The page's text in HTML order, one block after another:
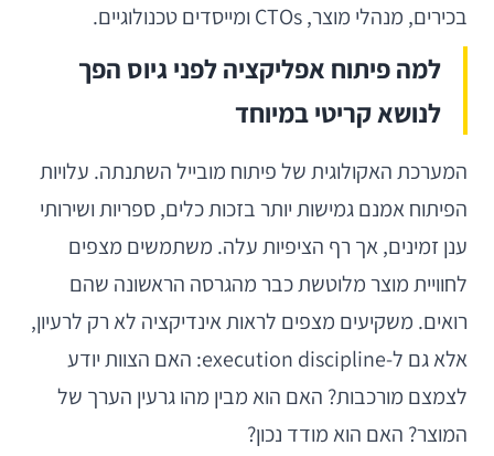
בכירים, מנהלי מוצר, CTOs ומייסדים טכנולוגיים.
למה פיתוח אפליקציה לפני גיוס הפך
לנושא קריטי במיוחד
המערכת האקולוגית של פיתוח מובייל השתנתה. עלויות
הפיתוח אמנם גמישות יותר בזכות כלים, ספריות ושירותי
ענן זמינים, אך רף הציפיות עלה. משתמשים מצפים
לחוויית מוצר מלוטשת כבר מהגרסה הראשונה שהם
רואים. משקיעים מצפים לראות אינדיקציה לא רק לרעיון,
אלא גם ל-execution discipline: האם הצוות יודע
לצמצם מורכבות? האם הוא מבין מהו גרעין הערך של
המוצר? האם הוא מודד נכון?